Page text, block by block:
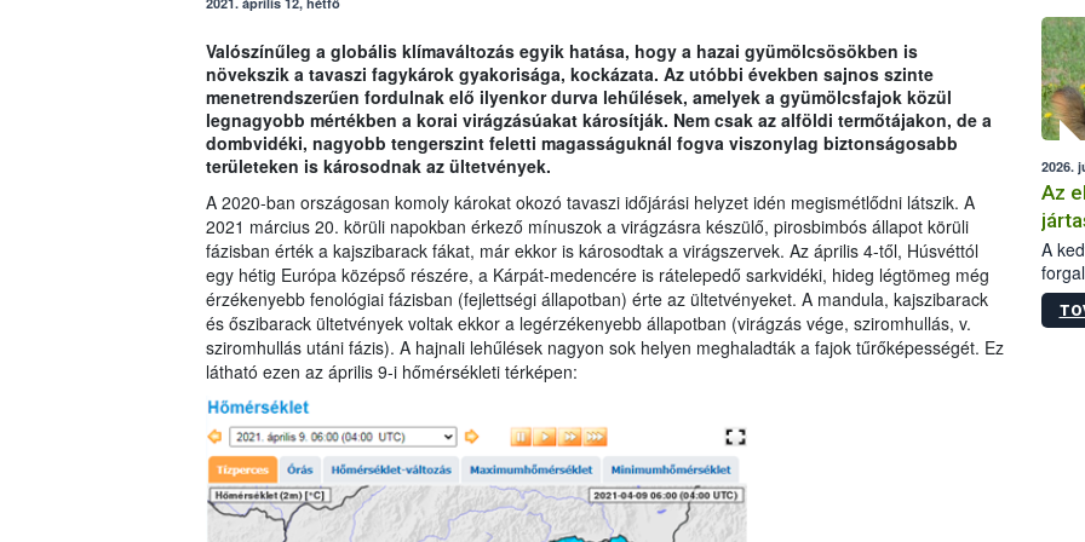
Valószínűleg a globális klímaváltozás egyik hatása, hogy a hazai gyümölcsösökben is
növekszik a tavaszi fagykárok gyakorisága, kockázata. Az utóbbi években sajnos szinte
menetrendszerűen fordulnak elő ilyenkor durva lehűlések, amelyek a gyümölcsfajok közül
legnagyobb mértékben a korai virágzásúakat károsítják. Nem csak az alföldi termőtájakon, de a
dombvidéki, nagyobb tengerszint feletti magasságuknál fogva viszonylag biztonságosabb
területeken is károsodnak az ültetvények.
A 2020-ban országosan komoly károkat okozó tavaszi időjárási helyzet idén megismétlődni látszik. A
2021 március 20. körüli napokban érkező mínuszok a virágzásra készülő, pirosbimbós állapot körüli
fázisban érték a kajszibarack fákat, már ekkor is károsodtak a virágszervek. Az április 4-től, Húsvéttól
egy hétig Európa középső részére, a Kárpát-medencére is rátelepedő sarkvidéki, hideg légtömeg még
érzékenyebb fenológiai fázisban (fejlettségi állapotban) érte az ültetvényeket. A mandula, kajszibarack
és őszibarack ültetvények voltak ekkor a legérzékenyebb állapotban (virágzás vége, sziromhullás, v.
sziromhullás utáni fázis). A hajnali lehűlések nagyon sok helyen meghaladták a fajok tűrőképességét. Ez
látható ezen az április 9-i hőmérsékleti térképen:
2026.
Az
A